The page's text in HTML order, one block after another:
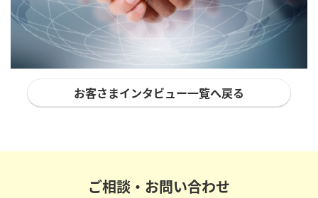
お客さまインタビュー一覧へ戻る
ご相談・お問い合わせ